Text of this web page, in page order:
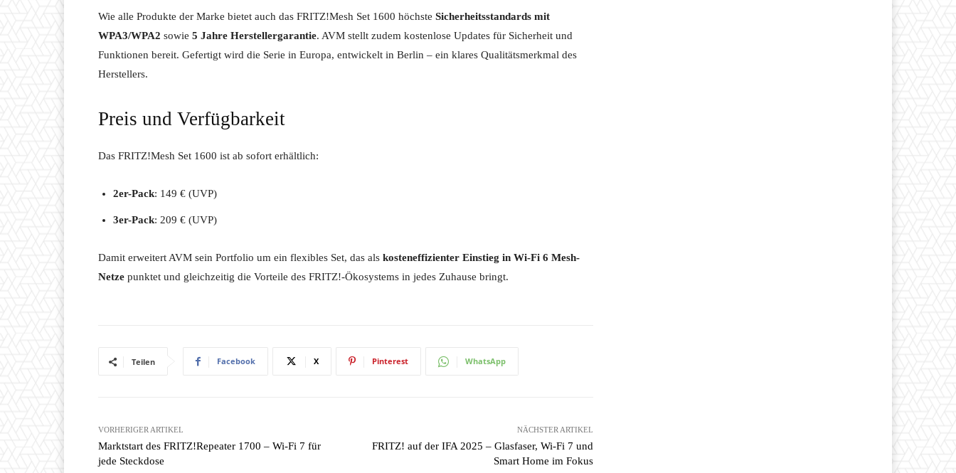
Wie alle Produkte der Marke bietet auch das FRITZ!Mesh Set 1600 höchste Sicherheitsstandards mit
WPA3/WPA2 sowie 5 Jahre Herstellergarantie. AVM stellt zudem kostenlose Updates für Sicherheit und
Funktionen bereit. Gefertigt wird die Serie in Europa, entwickelt in Berlin – ein klares Qualitätsmerkmal des
Herstellers.
Preis und Verfügbarkeit
Das FRITZ!Mesh Set 1600 ist ab sofort erhältlich:
2er-Pack: 149 € (UVP)
3er-Pack: 209 € (UVP)
Damit erweitert AVM sein Portfolio um ein flexibles Set, das als kosteneffizienter Einstieg in Wi-Fi 6 Mesh-
Netze punktet und gleichzeitig die Vorteile des FRITZ!-Ökosystems in jedes Zuhause bringt.
Teilen Facebook X Pinterest WhatsApp
VORHERIGER ARTIKEL
Marktstart des FRITZ!Repeater 1700 – Wi-Fi 7 für
jede Steckdose
NÄCHSTER ARTIKEL
FRITZ! auf der IFA 2025 – Glasfaser, Wi-Fi 7 und
Smart Home im Fokus